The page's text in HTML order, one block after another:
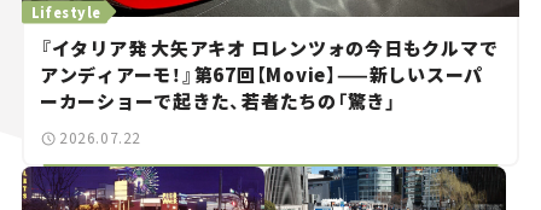
Lifestyle
『イタリア発 大矢アキオ ロレンツォの今日もクルマで
アンディアーモ！』第67回【Movie】——新しいスーパ
ーカーショーで起きた、若者たちの「驚き」
2026.07.22